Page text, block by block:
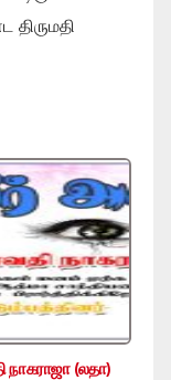
திருமதி
நாகராஜா (லதா)